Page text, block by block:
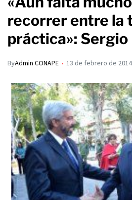
recorrer entre la
práctica»:
ByAdmin CONAPE 13 de febrero de 2014